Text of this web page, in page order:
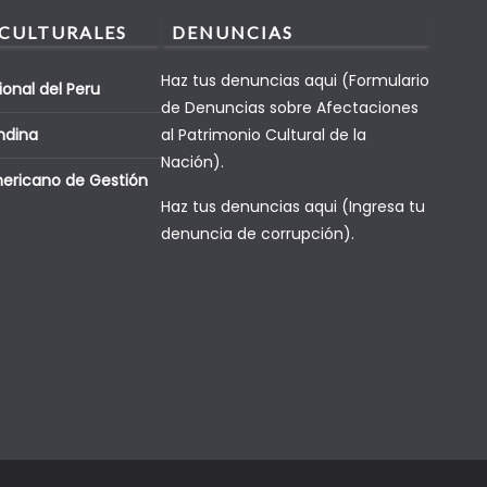
through
lab
as I
your self
the
of CCNA
del Peru
de Gestión
DENUNCIAS
Haz tus denuncias aqui (Formulario
de Denuncias sobre Afectaciones
al Patrimonio Cultural de la
Nación).
Haz tus denuncias aqui (Ingresa tu
denuncia de corrupción).